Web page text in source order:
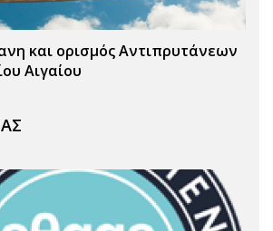
και ορισμός Αντιπρυτάνεων
Αιγαίου